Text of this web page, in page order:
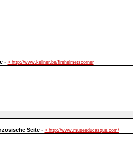
- > http://www.kellner.be/firehelmetscorner
Seite - > http://www.museeducasque.com/